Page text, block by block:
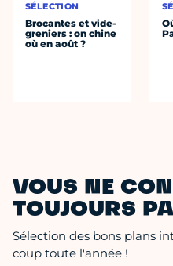
SÉLECTION
Brocantes et vide-
greniers : on chine
où en août ?
VOUS NE
TOUJOURS
Sélection des bons plans
coup toute l'année !